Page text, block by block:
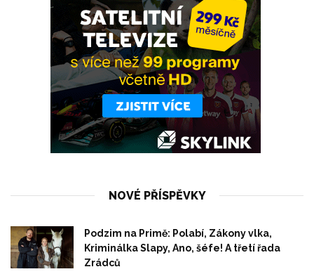
NOVÉ PŘÍSPĚVKY
Podzim na Primě: Polabí, Zákony vlka,
Kriminálka Slapy, Ano, šéfe! A třetí řada
Zrádců